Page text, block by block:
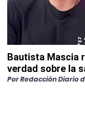
Bautista Mascia
verdad sobre la
PorRedacción Diario